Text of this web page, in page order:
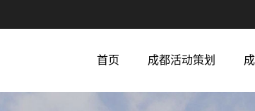
首页 成都活动策划